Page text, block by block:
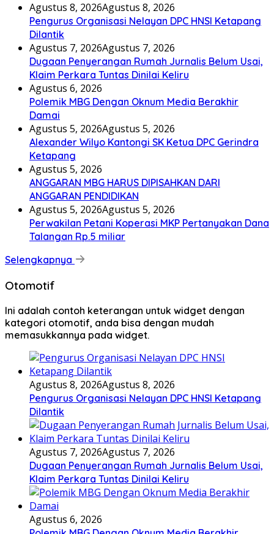
Agustus 8, 2026Agustus 8, 2026
Pengurus Organisasi Nelayan DPC HNSI Ketapang
Dilantik
Agustus 7, 2026Agustus 7, 2026
Dugaan Penyerangan Rumah Jurnalis Belum Usai,
Klaim Perkara Tuntas Dinilai Keliru
Agustus 6, 2026
Polemik MBG Dengan Oknum Media Berakhir
Damai
Agustus 5, 2026Agustus 5, 2026
Alexander Wilyo Kantongi SK Ketua DPC Gerindra
Ketapang
Agustus 5, 2026
ANGGARAN MBG HARUS DIPISAHKAN DARI
ANGGARAN PENDIDIKAN
Agustus 5, 2026Agustus 5, 2026
Perwakilan Petani Koperasi MKP Pertanyakan Dana
Talangan Rp.5 miliar
Selengkapnya
Otomotif
Ini adalah contoh keterangan untuk widget dengan
kategori otomotif, anda bisa dengan mudah
memasukkannya pada widget.
Agustus 8, 2026Agustus 8, 2026
Pengurus Organisasi Nelayan DPC HNSI Ketapang
Dilantik
Agustus 7, 2026Agustus 7, 2026
Dugaan Penyerangan Rumah Jurnalis Belum Usai,
Klaim Perkara Tuntas Dinilai Keliru
Agustus 6, 2026